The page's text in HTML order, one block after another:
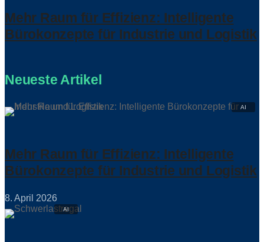
Mehr Raum für Effizienz: Intelligente
Bürokonzepte für Industrie und Logistik
Neueste Artikel
Mehr Raum für Effizienz: Intelligente
Bürokonzepte für Industrie und Logistik
8. April 2026